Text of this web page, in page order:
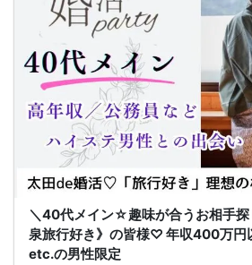
女性に大人気のパーティーなのでお早めに♪
県内最大数10対10！トークタイム中に《連絡先交換自
群馬最大級！男女10対10♪トークタイム中の連絡先交
①＼群馬最大級の男女10対10／
多すぎず少なすぎず、参加者様が求める理想の人数を
（最小催行人数3:3）
②＼トークタイム中の連絡先交換自由は群馬県内だと
テーブルにご用意してある連絡先交換カードを使って
自由に連絡先交換可能に♪
良い出会いに繋げてほしいから、始めました！
群馬県内の真剣婚活をするならリンクリンクへ♪
トークタイムについて♪
1対1の着席型トークタイム♪
プロフィールシートを全員の異性の方と交換して1対1
女性は着席したままで、男性が席を順番に移動していき
トークタイムは、5分～10分（人数で時間変動あり）
あまり硬くならず、いつもの自分でゆっくりトークを
お仕事の話、趣味の話などでお互いの共通点などをみ
＼40代メイン☆趣味が合うお相手探
泉旅行好き》の皆様♡ 年収400万円
etc.の男性限定